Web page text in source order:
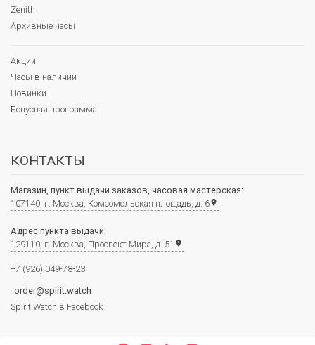
Zenith
Архивные часы
Акции
Часы в наличии
Новинки
Бонусная программа
КОНТАКТЫ
Магазин, пункт выдачи заказов, часовая мастерская:
107140, г. Москва, Комсомольская площадь, д. 6place
Адрес пункта выдачи:
129110, г. Москва, Проспект Мира, д. 51 place
+7 (926) 049-78-23
order@spirit.watch
Spirit.Watch в Facebook